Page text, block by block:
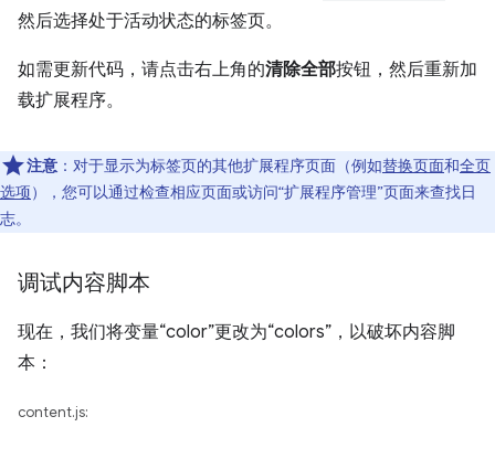
然后选择处于活动状态的标签页。
如需更新代码，请点击右上角的清除全部按钮，然后重新加
载扩展程序。
注意 ：对于显示为标签页的其他扩展程序页面（例如替换页面和全页
选项），您可以通过检查相应页面或访问“扩展程序管理”页面来查找日
志。
调试内容脚本
现在，我们将变量“color”更改为“colors”，以破坏内容脚
本：
content.js: